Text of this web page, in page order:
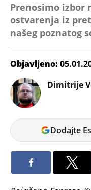
Prenosimo
ostvarenja iz
našeg poznatog
Objavljeno:
Dimitrije
Dodajte